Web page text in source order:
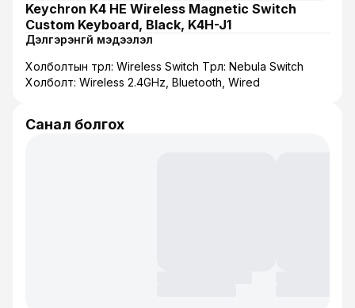
Keychron K4 HE Wireless Magnetic Switch
Custom Keyboard, Black, K4H-J1
Дэлгэрэнгүй мэдээлэл
Холболтын төрөл: Wireless Switch Төрөл: Nebula Switch
Холболт: Wireless 2.4GHz, Bluetooth, Wired
Санал болгох